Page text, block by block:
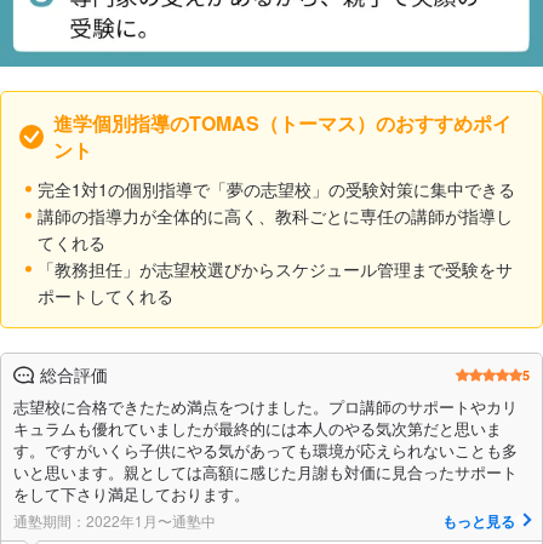
進学個別指導のTOMAS（トーマス）のおすすめポイ
ント
完全1対1の個別指導で「夢の志望校」の受験対策に集中できる
講師の指導力が全体的に高く、教科ごとに専任の講師が指導し
てくれる
「教務担任」が志望校選びからスケジュール管理まで受験をサ
ポートしてくれる
総合評価 5
志望校に合格できたため満点をつけました。プロ講師のサポートやカリ
キュラムも優れていましたが最終的には本人のやる気次第だと思いま
す。ですがいくら子供にやる気があっても環境が応えられないことも多
いと思います。親としては高額に感じた月謝も対価に見合ったサポート
をして下さり満足しております。
通塾期間：2022年1月〜通塾中 もっと見る